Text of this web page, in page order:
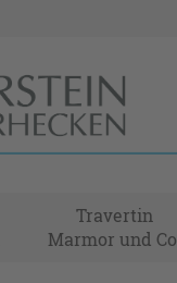
Travertin
Marmor und Co.